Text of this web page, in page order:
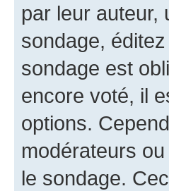
par leur auteur,
sondage,
sondage est
encore voté, il
options.
modérateurs
le sondage.